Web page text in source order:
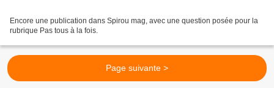
Encore une publication dans Spirou mag, avec une question posée pour la
rubrique Pas tous à la fois.
Page suivante >